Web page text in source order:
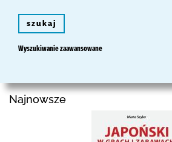
szukaj
Wyszukiwanie zaawansowane
Najnowsze